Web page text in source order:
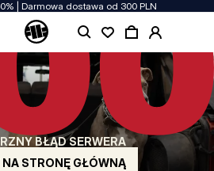
| Darmowa dostawa od 300 PLN
BŁĄD SERWERA
STRONĘ GŁÓWNĄ
PRIORYTET
z pasją! Nie idziemy na kompromis w kwestiach
materiałów i dbałości o detal.
Diego z poczatku lat 90-tych XX wieku. Nasz styl jest
sportowcy, fighterzy i uparci indywidualiści.